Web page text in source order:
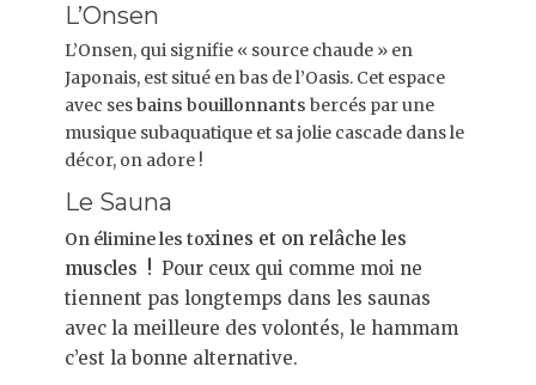
L’Onsen
L’Onsen, qui signifie « source chaude » en
Japonais, est situé en bas de l’Oasis. Cet espace
avec sesbains bouillonnants bercés par une
musique subaquatique et sa jolie cascade dans le
décor, on adore !
Le Sauna
On élimine les toxines et on relâche les
muscles ! Pour ceux qui comme moi ne
tiennent pas longtemps dans les saunas
avec la meilleure des volontés, le hammam
c’est la bonne alternative.